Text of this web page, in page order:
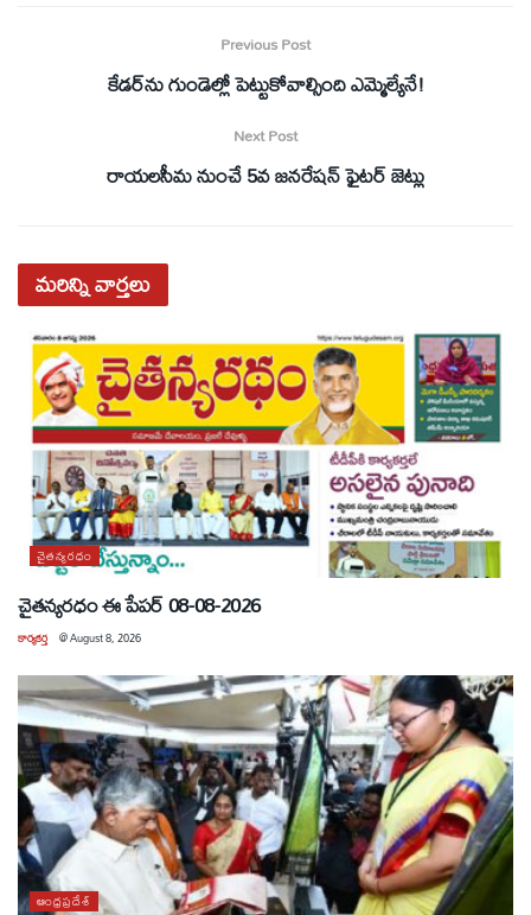
Previous Post
కేడర్‌ను గుండెల్లో పెట్టుకోవాల్సింది ఎమ్మెల్యేనే!
Next Post
రాయలసీమ నుంచే 5వ జనరేషన్ ఫైటర్ జెట్లు
మరిన్నివార్తలు
చైతన్యరధం
చైతన్యరధం ఈ పేపర్ 08-08-2026
కార్యకర్త @August 8, 2026
ఆంధ్రప్రదేశ్